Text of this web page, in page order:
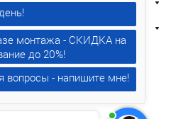
Добрый день!
монтажа - СКИДКА на
до 20%!
вопросы - напишите мне!